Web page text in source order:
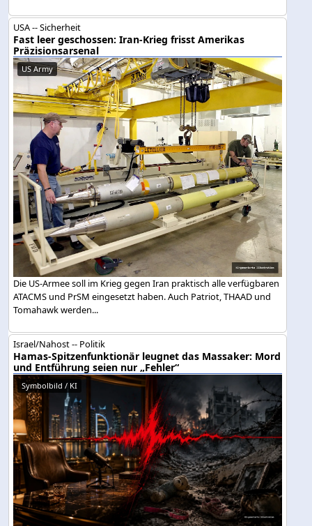
USA -- Sicherheit
Fast leer geschossen: Iran-Krieg frisst Amerikas
Präzisionsarsenal
US Army
Die US-Armee soll im Krieg gegen Iran praktisch alle verfügbaren
ATACMS und PrSM eingesetzt haben. Auch Patriot, THAAD und
Tomahawk werden...
Israel/Nahost -- Politik
Hamas-Spitzenfunktionär leugnet das Massaker: Mord
und Entführung seien nur „Fehler“
Symbolbild / KI